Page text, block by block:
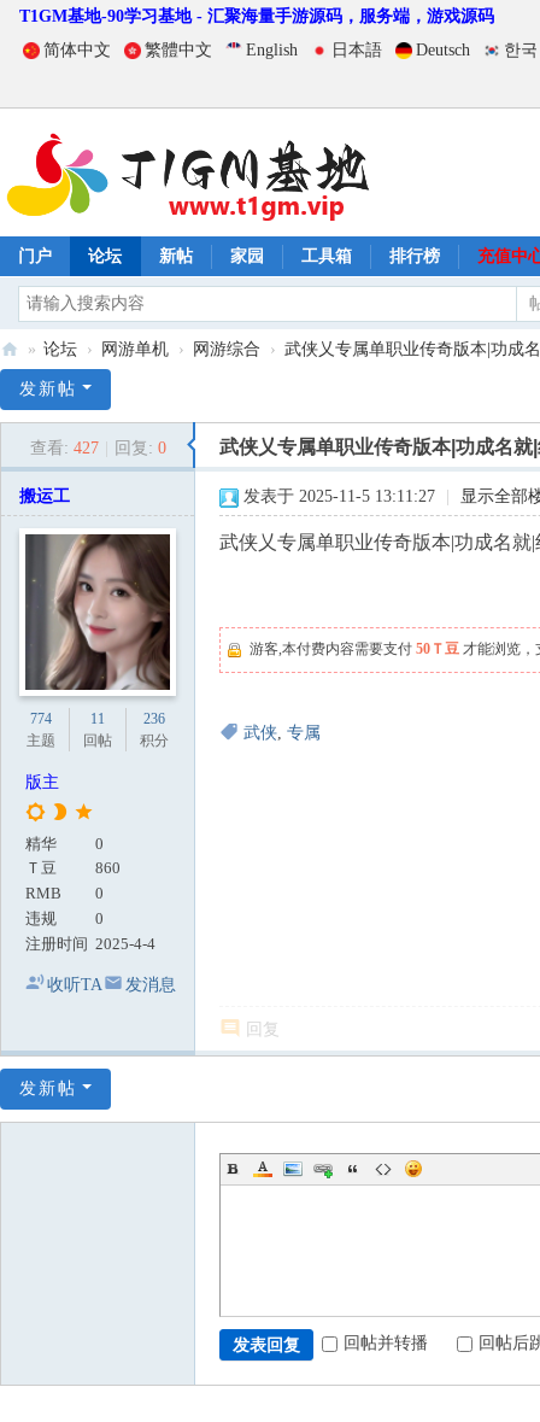
T1GM基地-90学习基地 - 汇聚海量手游源码，服务端，游戏源码
简体中文
繁體中文 English 日本語 Deutsch 한
门户 论坛 新帖 家园 工具箱 排行榜 充值中
1
» 论坛 › 网游单机 › 网游综合 › 武侠乂专属单职业传奇版本|功成
发新帖
查看: 427 回复: 0 武侠乂专属单职业传奇版本|功成名就
搬运工
774
主题
11
回帖
236
积分
版主
精华
0
Ｔ豆
860
RMB
0
违规
0
注册时间 2025-4-4
收听TA 发消息
发表于 2025-11-5 13:11:27 显示全部
武侠乂专属单职业传奇版本|功成名就
游客,本付费内容需要支付 50Ｔ豆 才能浏览，
武侠, 专属
回复
发新帖
发表回复 回帖并转播 回帖后